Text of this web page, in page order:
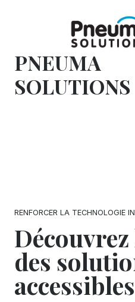
PNEUMA
SOLUTIONS
RENFORCER LA TECHNOLOGIE
des